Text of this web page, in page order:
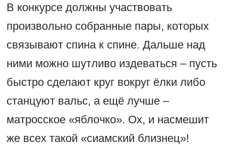
В конкурсе должны участвовать
произвольно собранные пары, которых
связывают спина к спине. Дальше над
ними можно шутливо издеваться – пусть
быстро сделают круг вокруг ёлки либо
станцуют вальс, а ещё лучше –
матросское «яблочко». Ох, и насмешит
же всех такой «сиамский близнец»!